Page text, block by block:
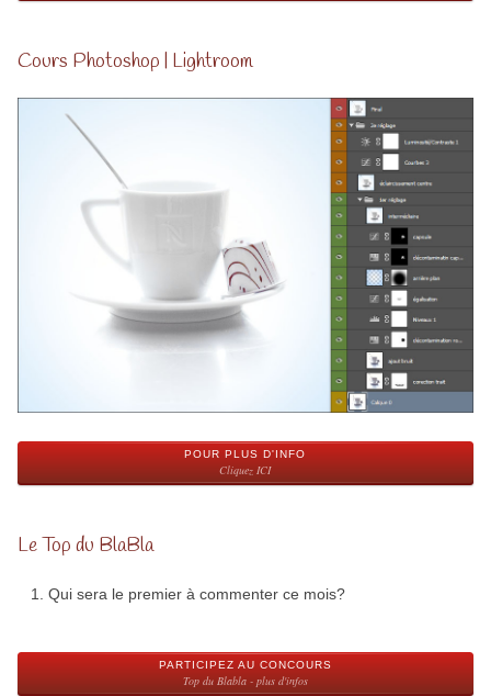
Cours Photoshop | Lightroom
POUR PLUS D'INFO
Cliquez ICI
Le Top du BlaBla
Qui sera le premier à commenter ce mois?
PARTICIPEZ AU CONCOURS
Top du Blabla - plus d'infos